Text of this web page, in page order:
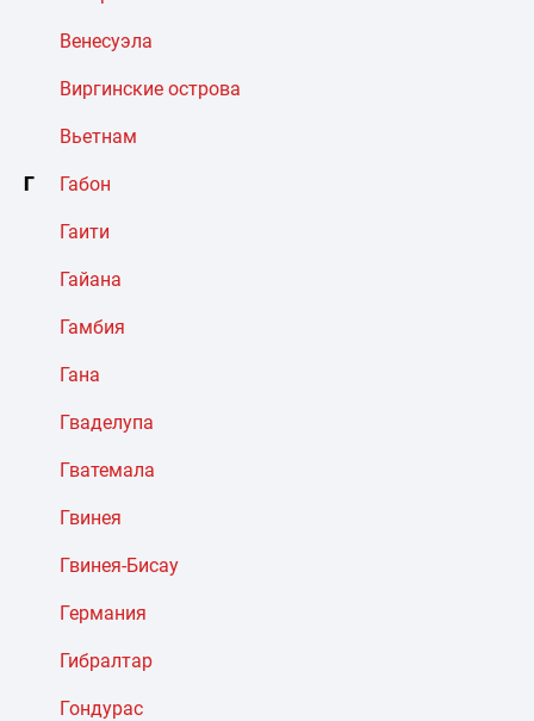
Венесуэла
Виргинские острова
Вьетнам
Г Габон
Гаити
Гайана
Гамбия
Гана
Гваделупа
Гватемала
Гвинея
Гвинея-Бисау
Германия
Гибралтар
Гондурас